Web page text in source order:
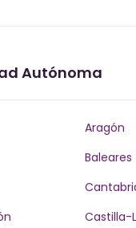
Autónoma
Aragón
Baleares
Castilla-